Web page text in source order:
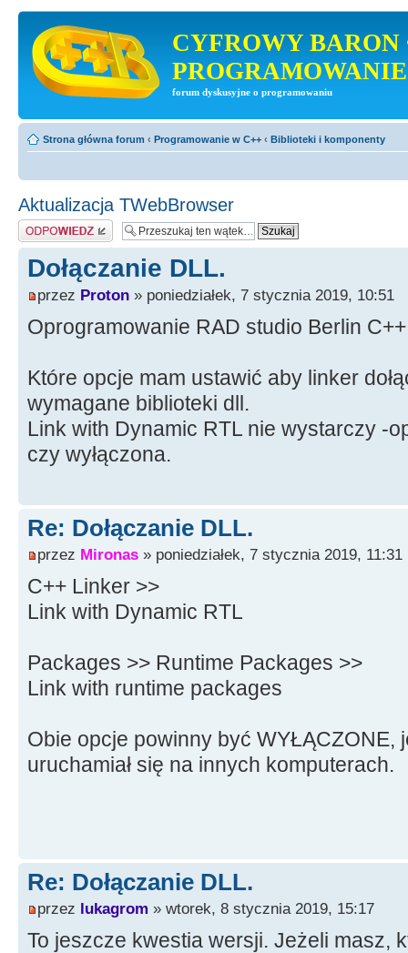
CYFROWY BARON
PROGRAMOWANIE
forum dyskusyjne o programowaniu
Strona główna forum ‹ Programowanie w C++ ‹ Biblioteki i komponenty
Aktualizacja TWebBrowser
Odpowiedz
Dołączanie DLL.
przez Proton » poniedziałek, 7 stycznia 2019, 10:51
Oprogramowanie RAD studio Berlin
Które opcje mam ustawić aby linker
wymagane biblioteki dll.
Link with Dynamic RTL nie wystarczy -
czy wyłączona.
Re: Dołączanie DLL.
przez Mironas » poniedziałek, 7 stycznia 2019, 11:31
C++ Linker >>
Link with Dynamic RTL
Packages >> Runtime Packages >>
Link with runtime packages
Obie opcje powinny być WYŁĄCZONE,
uruchamiał się na innych komputerach.
Re: Dołączanie DLL.
przez lukagrom » wtorek, 8 stycznia 2019, 15:17
To jeszcze kwestia wersji. Jeżeli masz,